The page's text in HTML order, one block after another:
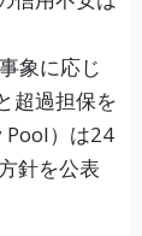
象に応じ
超過担保を
）は24
針を公表